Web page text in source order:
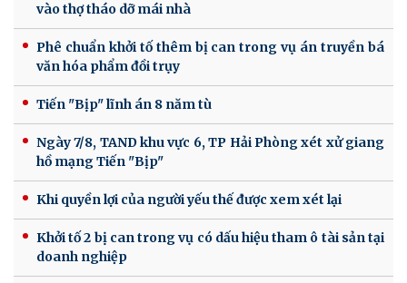
vào thợ tháo dỡ mái nhà
Phê chuẩn khởi tố thêm bị can trong vụ án truyền bá
văn hóa phẩm đồi trụy
Tiến "Bịp" lĩnh án 8 năm tù
Ngày 7/8, TAND khu vực 6, TP Hải Phòng xét xử giang
hồ mạng Tiến "Bịp"
Khi quyền lợi của người yếu thế được xem xét lại
Khởi tố 2 bị can trong vụ có dấu hiệu tham ô tài sản tại
doanh nghiệp